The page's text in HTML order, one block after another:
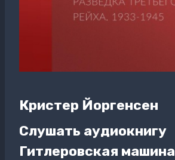
Кристер Йоргенсен
Слушать аудиокнигу
Гитлеровская машина